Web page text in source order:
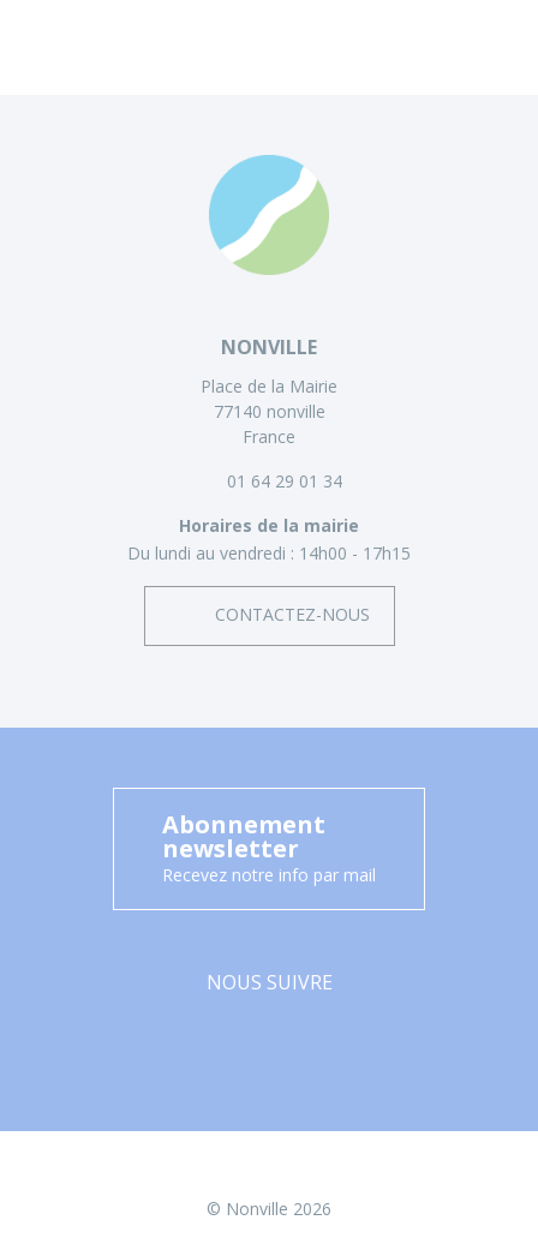
NONVILLE
Place de la Mairie
77140 nonville
France
01 64 29 01 34
Horaires de la mairie
Du lundi au vendredi : 14h00 - 17h15
CONTACTEZ-NOUS
Abonnement
newsletter
Recevez notre info par mail
NOUS SUIVRE
© Nonville 2026